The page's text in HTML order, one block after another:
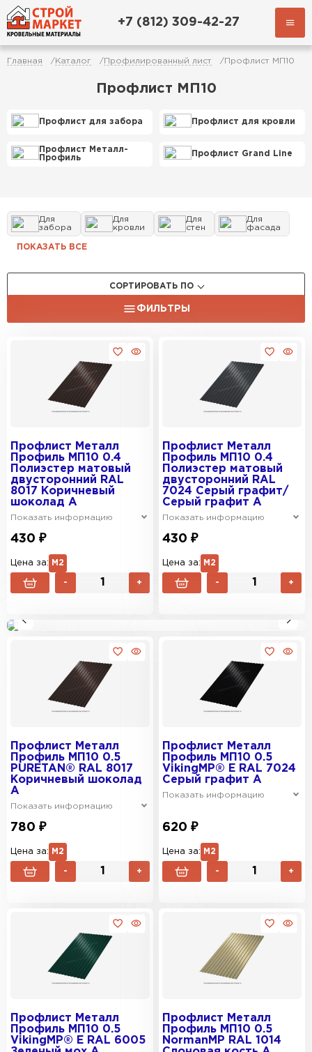
+7 (812) 309-42-27
Главная Каталог Профилированный лист Профлист МП10
Профлист МП10
Профлист для забора Профлист для кровли
Профлист Металл-
Профиль
Профлист Grand Line
Для
забора
Для
кровли
Для
стен
Для
фасада
ПОКАЗАТЬ ВСЕ
СОРТИРОВАТЬ ПО
ФИЛЬТРЫ
Профлист Металл
Профиль МП10 0.4
Полиэстер матовый
двусторонний RAL
8017 Коричневый
шоколад A
Показать информацию
430 ₽
Цена за: М2
- +
Профлист Металл
Профиль МП10 0.4
Полиэстер матовый
двусторонний RAL
7024 Серый графит/
Серый графит A
Показать информацию
430 ₽
Цена за: М2
- +
Профлист Металл
Профиль МП10 0.5
PURETAN® RAL 8017
Коричневый шоколад
A
Показать информацию
780 ₽
Цена за: М2
- +
Профлист Металл
Профиль МП10 0.5
VikingMP® E RAL 7024
Серый графит A
Показать информацию
620 ₽
Цена за: М2
- +
Профлист Металл
Профиль МП10 0.5
VikingMP® E RAL 6005
Профлист Металл
Профиль МП10 0.5
NormanMP RAL 1014